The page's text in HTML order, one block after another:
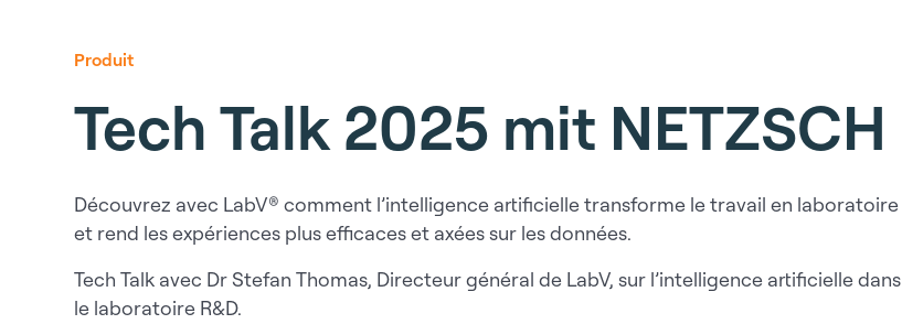
Produit
Tech Talk 2025 mit NETZSCH
Découvrez avec LabV® comment l’intelligence artificielle transforme le travail en laboratoire
et rend les expériences plus efficaces et axées sur les données.
Tech Talk avec Dr Stefan Thomas, Directeur général de LabV, sur l’intelligence artificielle dans
le laboratoire R&D.